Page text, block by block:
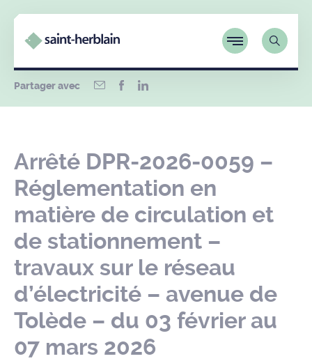
Partager avec
Arrêté DPR-2026-0059 –
Réglementation en
matière de circulation et
de stationnement –
travaux sur le réseau
d’électricité – avenue de
Tolède – du 03 février au
07 mars 2026